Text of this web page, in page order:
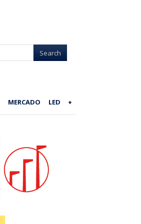
MERCADO LED +